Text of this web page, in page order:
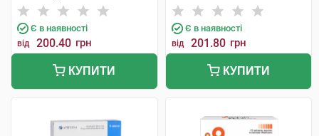
Є в наявності
від 200.40 грн
КУПИТИ
Є в наявності
від 201.80 грн
КУПИТИ